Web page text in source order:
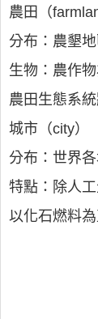
農田（
分布：農墾
生物：農作
農田生態系
城市（city）
分布：世界
特點：除人
以化石燃料